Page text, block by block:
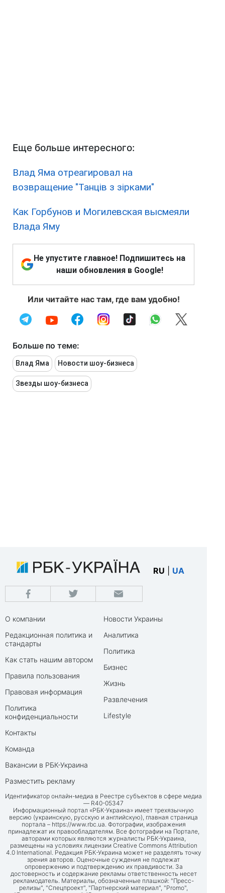
Еще больше интересного:
Влад Яма отреагировал на
возвращение "Танців з зірками"
Как Горбунов и Могилевская высмеяли
Влада Яму
Не упустите главное! Подпишитесь на
наши обновления в Google!
Или читайте нас там, где вам удобно!
Больше по теме:
Влад Яма Новости шоу-бизнеса
Звезды шоу-бизнеса
RU UA
О компании
Редакционная политика и
стандарты
Как стать нашим автором
Правила пользования
Правовая информация
Политика
конфиденциальности
Контакты
Команда
Вакансии в РБК-Украина
Разместить рекламу
Новости Украины
Аналитика
Политика
Бизнес
Жизнь
Развлечения
Lifestyle
Идентификатор онлайн-медиа в Реестре субъектов в сфере медиа
— R40-05347
Информационный портал «РБК-Украина» имеет трехязычную
версию (украинскую, русскую и английскую), главная страница
портала – https://www.rbc.ua . Фотографии, изображения
принадлежат их правообладателям. Все фотографии на Портале,
авторами которых являются журналисты РБК-Украина,
размещены на условиях лицензии Creative Commons Attribution
4.0 International. Редакция РБК-Украина может не разделять точку
зрения авторов. Оценочные суждения не подлежат
опровержению и подтверждению их правдивости. За
достоверность и содержание рекламы ответственность несет
рекламодатель. Материалы, обозначенные плашкой: "Пресс-
релизы", "Спецпроект", "Партнерский материал", "Promo",